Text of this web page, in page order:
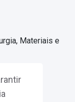
Materiais e